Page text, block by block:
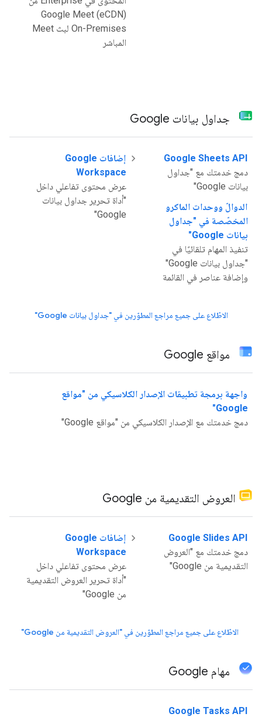
Google Meet (eCDN)
On-Premises لبث Meet
المباشر
جداول بيانات Google
Google Sheets API
دمج خدمتك مع "جداول
بيانات Google"
الدوالّ ووحدات الماكرو
المخصّصة في "جداول
بيانات Google"
تنفيذ المهام تلقائيًا في
"جداول بيانات Google"
وإضافة عناصر في القائمة
إضافات Google
Workspace
عرض محتوى تفاعلي داخل
"أداة تحرير جداول بيانات
Google"
الاطّلاع على جميع مراجع المطوّرين في "جداول بيانات Google"
مواقع Google
واجهة برمجة تطبيقات الإصدار الكلاسيكي من "مواقع
Google"
دمج خدمتك مع الإصدار الكلاسيكي من "مواقع Google"
العروض التقديمية من Google
Google Slides API
دمج خدمتك مع "العروض
التقديمية من Google"
إضافات Google
Workspace
عرض محتوى تفاعلي داخل
"أداة تحرير العروض التقديمية
من Google"
الاطّلاع على جميع مراجع المطوّرين في "العروض التقديمية من Google"
مهام Google
Google Tasks API